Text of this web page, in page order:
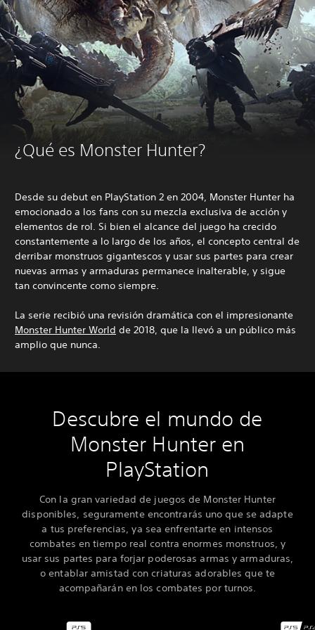
¿Qué es Monster Hunter?
Desde su debut en PlayStation 2 en 2004, Monster Hunter ha
emocionado a los fans con su mezcla exclusiva de acción y
elementos de rol. Si bien el alcance del juego ha crecido
constantemente a lo largo de los años, el concepto central de
derribar monstruos gigantescos y usar sus partes para crear
nuevas armas y armaduras permanece inalterable, y sigue
tan convincente como siempre.
La serie recibió una revisión dramática con el impresionante
Monster Hunter World de 2018, que la llevó a un público más
amplio que nunca.
Descubre el mundo de
Monster Hunter en
PlayStation
Con la gran variedad de juegos de Monster Hunter
disponibles, seguramente encontrarás uno que se adapte
a tus preferencias, ya sea enfrentarte en intensos
combates en tiempo real contra enormes monstruos, y
usar sus partes para forjar poderosas armas y armaduras,
o entablar amistad con criaturas adorables que te
acompañarán en los combates por turnos.